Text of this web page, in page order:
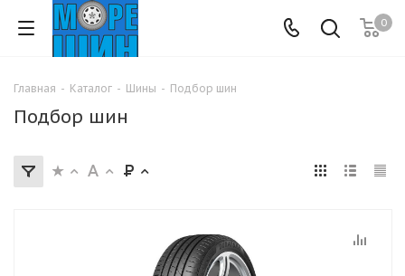
0
Главная - Каталог - Шины - Подбор шин
Подбор шин